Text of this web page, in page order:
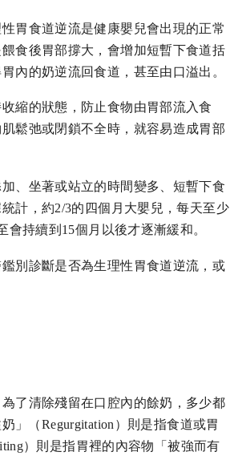
胃食道逆流是健康嬰兒會出現的正常
食後胃部撐大，會增加短暫下食道括
內的奶逆流回食道，甚至由口溢出。
縮的狀態，防止食物由胃部流入食
鬆弛或閉鎖不全時，就容易造成胃部
、坐著或站立的時間變多、短暫下食
計，約2/3的四個月大嬰兒，每天至少
持續到15個月以後才逐漸緩和。
別診斷是否為生理性胃食道逆流，或
了清除殘留在口腔內的餘奶，多少都
」（Regurgitation）則是指食道或胃
）則是指胃裡的內容物「被強而有